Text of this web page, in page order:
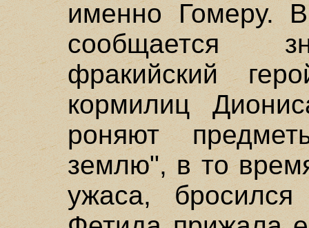
именно Гомеру.
сообщается
фракийский
кормилиц
роняют
землю", в то
ужаса,